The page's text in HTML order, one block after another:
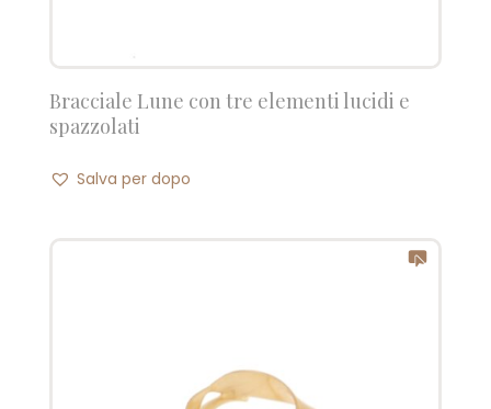
Bracciale Lune con tre elementi lucidi e
spazzolati
Salva per dopo